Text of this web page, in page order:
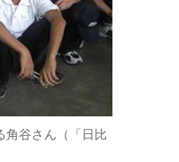
角谷さん（「日比